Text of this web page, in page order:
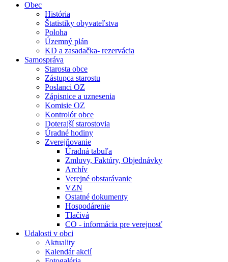
Obec
História
Štatistiky obyvateľstva
Poloha
Územný plán
KD a zasadačka- rezervácia
Samospráva
Starosta obce
Zástupca starostu
Poslanci OZ
Zápisnice a uznesenia
Komisie OZ
Kontrolór obce
Doterajší starostovia
Úradné hodiny
Zverejňovanie
Úradná tabuľa
Zmluvy, Faktúry, Objednávky
Archív
Verejné obstarávanie
VZN
Ostatné dokumenty
Hospodárenie
Tlačivá
CO - informácia pre verejnosť
Udalosti v obci
Aktuality
Kalendár akcií